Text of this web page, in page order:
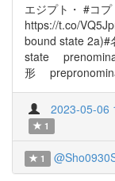
エジプト・ #コ
https://t.co/
bound state
state
形
2023-05-06
1
1